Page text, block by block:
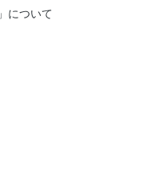
」について